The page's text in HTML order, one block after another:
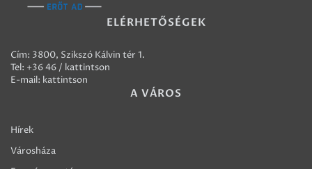
ELÉRHETŐSÉGEK
Cím: 3800, Szikszó Kálvin tér 1.
Tel: +36 46 / kattintson
E-mail: kattintson
A VÁROS
Hírek
Városháza